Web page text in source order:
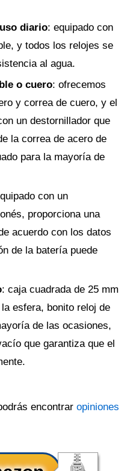
diario: equipado con
y todos los relojes se
al agua.
o cuero: ofrecemos
y correa de cuero, y el
un destornillador que
la correa de acero de
para la mayoría de
con un
proporciona una
acuerdo con los datos
de la batería puede
: caja cuadrada de 25 mm
esfera, bonito reloj de
de las ocasiones,
que garantiza que el
encontrar opiniones